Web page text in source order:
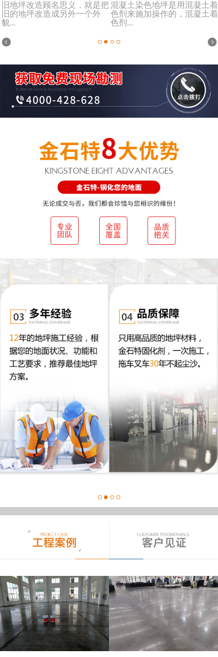
旧地坪改造顾名思义，就是把
旧的地坪改造成另外一个外
貌...
混凝土染色地坪是用混凝土着
色剂来施加操作的，混凝土着
色剂...